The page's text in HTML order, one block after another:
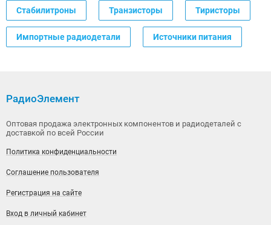
Стабилитроны Транзисторы Тиристоры
Импортные радиодетали Источники питания
РадиоЭлемент
Оптовая продажа электронных компонентов и радиодеталей с
доставкой по всей России
Политика конфиденциальности
Соглашение пользователя
Регистрация на сайте
Вход в личный кабинет